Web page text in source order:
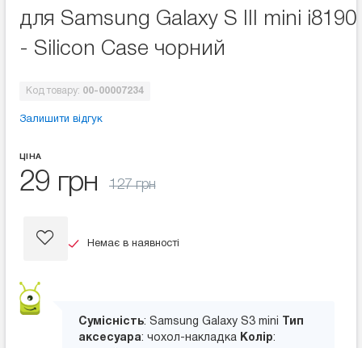
для Samsung Galaxy S III mini i8190
- Silicon Case чорний
Код товару: 00-00007234
Залишити відгук
ЦІНА
29 грн 127 грн
Немає в наявності
Сумісність: Samsung Galaxy S3 mini
Тип
аксесуара: чохол-накладка Колір: